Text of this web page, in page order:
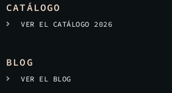
CATÁLOGO
VER EL CATÁLOGO 2026
BLOG
VER EL BLOG